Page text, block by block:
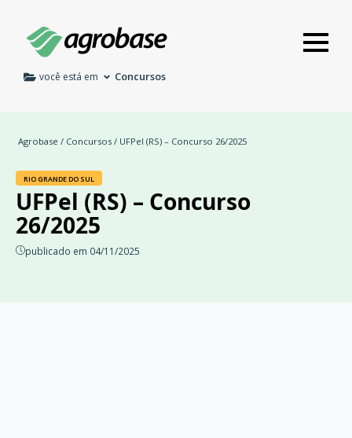
você está em Concursos
Agrobase / Concursos / UFPel (RS) – Concurso 26/2025
RIO GRANDE DO SUL
UFPel (RS) – Concurso
26/2025
publicado em 04/11/2025